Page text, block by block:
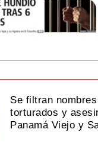
Se filtran
torturados y
Panamá Viejo y